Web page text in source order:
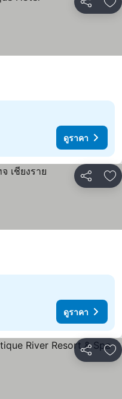
แชร์ เ
ดูราคา
แชร์ เ
ดูราคา
แชร์ เ